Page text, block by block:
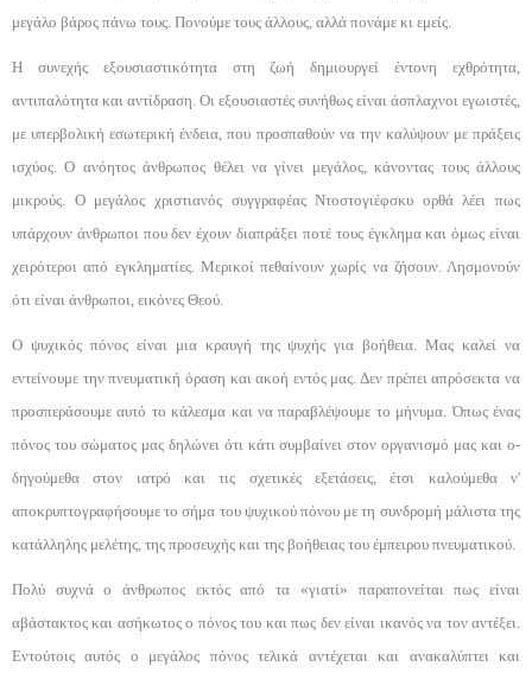
μεγάλο βάρος πάνω τους. Πονούμε τους άλλους, αλλά πονάμε κι εμείς.
Η συνεχής εξουσιαστικότητα στη ζωή δημιουργεί έντονη εχθρότητα,
αντιπαλότητα και αντίδραση. Οι ε­ξουσιαστές συνήθως είναι άσπλαχνοι εγωιστές,
με υ­περβολική εσωτερική ένδεια, που προσπαθούν να την καλύψουν με πράξεις
ισχύος. Ο ανόητος άνθρωπος θέ­λει να γίνει μεγάλος, κάνοντας τους άλλους
μικρούς. Ο μεγάλος χριστιανός συγγραφέας Ντοστογιέφσκυ ορθά λέει πως
υπάρχουν άνθρωποι που δεν έχουν δια­πράξει ποτέ τους έγκλημα και όμως είναι
χειρότεροι α­πό εγκληματίες. Μερικοί πεθαίνουν χωρίς να ζήσουν. Λησμονούν
ότι είναι άνθρωποι, εικόνες Θεού.
Ο ψυχικός πόνος είναι μια κραυγή της ψυχής για βοήθεια. Μας καλεί να
εντείνουμε την πνευματική ό­ραση και ακοή εντός μας. Δεν πρέπει απρόσεκτα να
προσπεράσουμε αυτό το κάλεσμα και να παραβλέψου­με το μήνυμα. Όπως ένας
πόνος του σώματος μας δη­λώνει ότι κάτι συμβαίνει στον οργανισμό μας και ο­
δηγούμεθα στον ιατρό και τις σχετικές εξετάσεις, έτσι καλούμεθα ν'
αποκρυπτογραφήσουμε το σήμα του ψυ­χικού πόνου με τη συνδρομή μάλιστα της
κατάλλη­λης μελέτης, της προσευχής και της βοήθειας του έ­μπειρου πνευματικού.
Πολύ συχνά ο άνθρωπος εκτός από τα «γιατί» πα­ραπονείται πως είναι
αβάστακτος και ασήκωτος ο πό­νος του και πως δεν είναι ικανός να τον αντέξει.
Εν­τούτοις αυτός ο μεγάλος πόνος τελικά αντέχεται και ανακαλύπτει και